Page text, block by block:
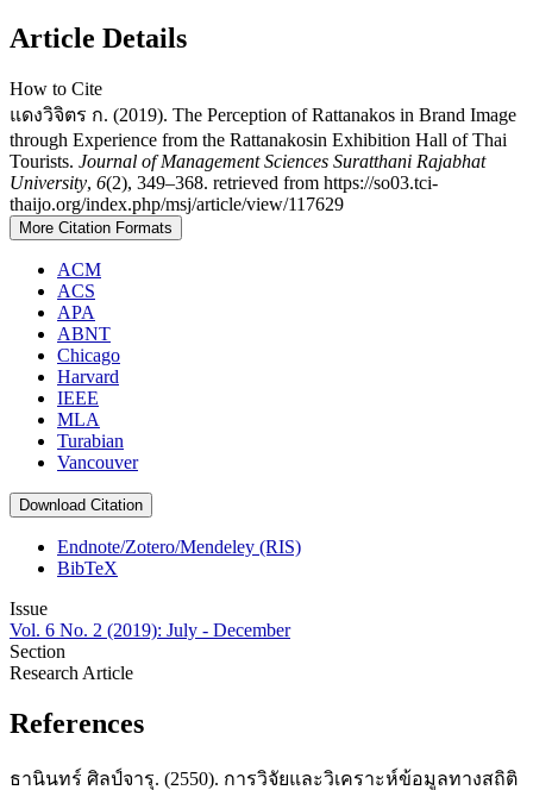
Article Details
How to Cite
แดงวิจิตร ก. (2019). The Perception of Rattanakos in Brand Image
through Experience from the Rattanakosin Exhibition Hall of Thai
Tourists. Journal of Management Sciences Suratthani Rajabhat
University, 6(2), 349–368. retrieved from https://so03.tci-
thaijo.org/index.php/msj/article/view/117629
More Citation Formats
ACM
ACS
APA
ABNT
Chicago
Harvard
IEEE
MLA
Turabian
Vancouver
Download Citation
Endnote/Zotero/Mendeley (RIS)
BibTeX
Issue
Vol. 6 No. 2 (2019): July - December
Section
Research Article
References
ธานินทร์ ศิลป์จารุ. (2550). การวิจัยและวิเคราะห์ข้อมูลทางสถิติ